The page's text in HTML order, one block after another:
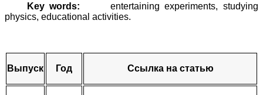
Key words: entertaining experiments, studying
physics, educational activities.
Выпуск Год Ссылка на статью